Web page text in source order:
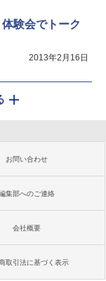
験会でトーク
2013年2月16日
お問い合わせ
集部へのご連絡
会社概要
取引法に基づく表示